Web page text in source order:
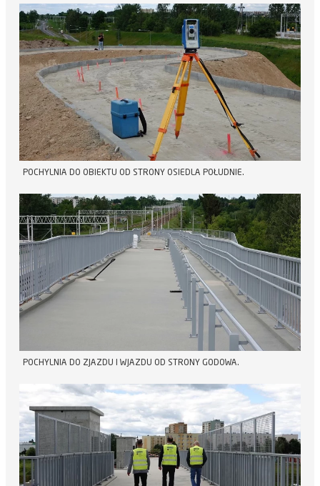
POCHYLNIA DO OBIEKTU OD STRONY OSIEDLA POŁUDNIE.
POCHYLNIA DO ZJAZDU I WJAZDU OD STRONY GODOWA.